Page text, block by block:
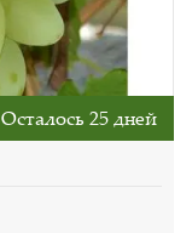
Осталось 25 дней